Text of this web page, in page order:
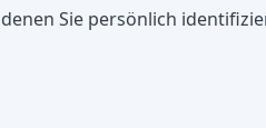
Sie persönlich